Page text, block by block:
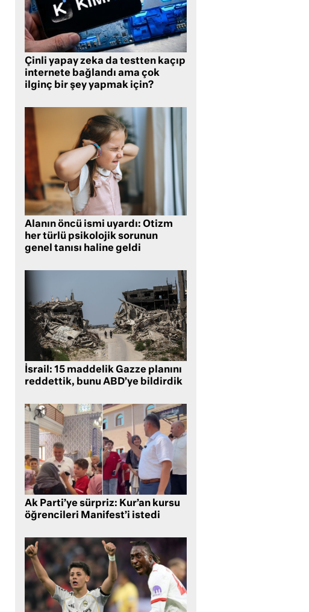
Çinli yapay zeka da testten kaçıp
internete bağlandı ama çok
ilginç bir şey yapmak için?
Alanın öncü ismi uyardı: Otizm
her türlü psikolojik sorunun
genel tanısı haline geldi
İsrail: 15 maddelik Gazze planını
reddettik, bunu ABD’ye bildirdik
Ak Parti’ye sürpriz: Kur’an kursu
öğrencileri Manifest’i istedi